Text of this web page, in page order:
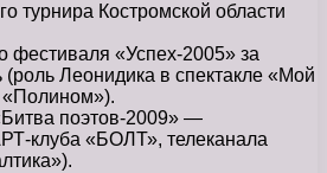
турнира Костромской области
фестиваля «Успех-2005» за
Леонидика в спектакле «Мой
поэтов-2009» —
клуба «БОЛТ», телеканала